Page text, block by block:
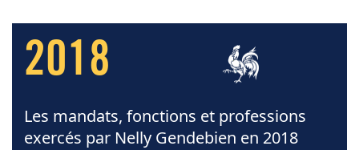
2018
Les mandats, fonctions et professions
exercés par Nelly Gendebien en 2018